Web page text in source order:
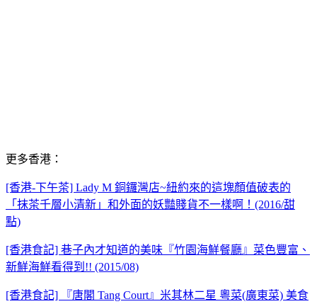
更多香港：
[香港-下午茶] Lady M 銅鑼灣店~紐約來的這塊顏值破表的
「抹茶千層小清新」和外面的妖豔賤貨不一樣啊！(2016/甜
點)
[香港食記] 巷子內才知道的美味『竹園海鮮餐廳』菜色豐富、
新鮮海鮮看得到!! (2015/08)
[香港食記] 『唐閣 Tang Court』米其林二星 粵菜(廣東菜) 美食